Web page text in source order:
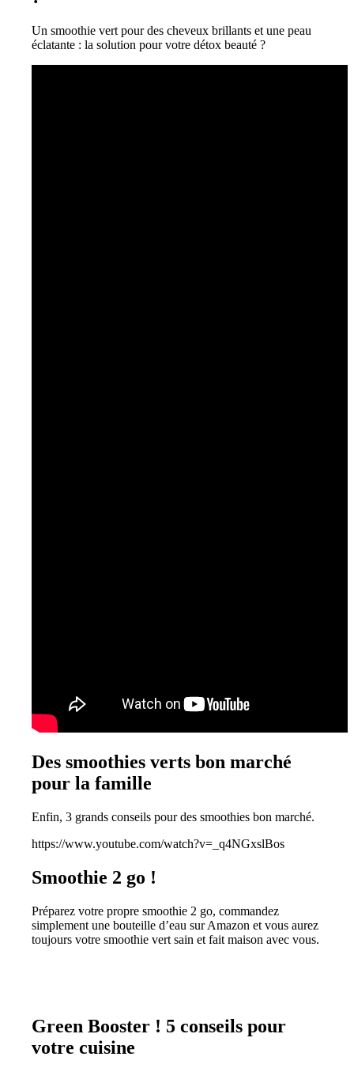
Un smoothie vert pour des cheveux brillants et une peau
éclatante : la solution pour votre détox beauté ?
Des smoothies verts bon marché
pour la famille
Enfin, 3 grands conseils pour des smoothies bon marché.
https://www.youtube.com/watch?v=_q4NGxslBos
Smoothie 2 go !
Préparez votre propre smoothie 2 go, commandez
simplement une bouteille d’eau sur Amazon et vous aurez
toujours votre smoothie vert sain et fait maison avec vous.
Green Booster ! 5 conseils pour
votre cuisine